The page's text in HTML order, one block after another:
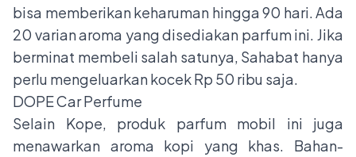
bisa memberikan keharuman hingga 90 hari. Ada
20 varian aroma yang disediakan parfum ini. Jika
berminat membeli salah satunya, Sahabat hanya
perlu mengeluarkan kocek Rp 50 ribu saja.
DOPE Car Perfume
Selain Kope, produk parfum mobil ini juga
menawarkan aroma kopi yang khas. Bahan-